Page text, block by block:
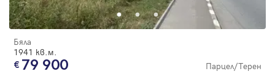
Бяла
1941 кв.м.
79 900 Парцел/Терен